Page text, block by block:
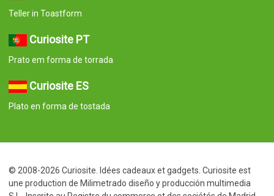
Teller in Toastform
Curiosite PT
Prato em forma de torrada
Curiosite ES
Plato en forma de tostada
© 2008-2026 Curiosite. Idées cadeaux et gadgets. Curiosite est
une production de Milimetrado diseño y producción multimedia